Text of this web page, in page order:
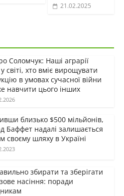
21.02.2025
Соломчук: Наші аграрії
світі, хто вміє вирощувати
в умовах сучасної війни
навчити цього інших
близько $500 мільйонів,
Баффет надалі залишається
своєму шляху в Україні
збирати та зберігати
насіння: поради